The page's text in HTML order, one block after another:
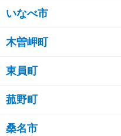
いなべ市
木曽岬町
東員町
菰野町
桑名市